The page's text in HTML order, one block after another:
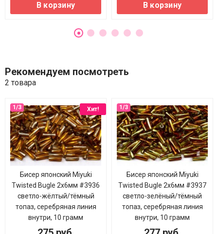
В корзину В корзину
Рекомендуем посмотреть
2 товара
Хит!
Бисер японский Miyuki
Twisted Bugle 2х6мм #3936
светло-жёлтый/тёмный
топаз, серебряная линия
внутри, 10 грамм
Бисер японский Miyuki
Twisted Bugle 2х6мм #3937
светло-зелёный/тёмный
топаз, серебряная линия
внутри, 10 грамм